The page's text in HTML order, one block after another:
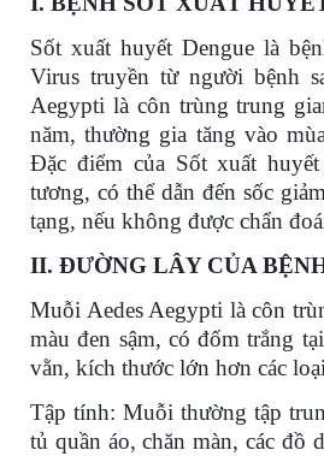
Sốt xuất huyết Dengue là
Virus truyền từ người bệnh
Aegypti là côn trùng trung
năm, thường gia tăng vào
Đặc điểm của Sốt xuất
tương, có thể dẫn đến sốc
tạng, nếu không được chẩn
II. ĐƯỜNG LÂY CỦA
Muỗi Aedes Aegypti là côn
màu đen sậm, có đốm trắng
vằn, kích thước lớn hơn các
Tập tính: Muỗi thường tập
tủ quần áo, chăn màn, các đồ